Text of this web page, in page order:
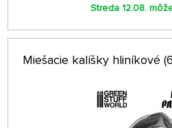
Streda 12.08.
Miešacie kalíšky hliníkové